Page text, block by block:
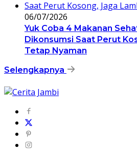
06/07/2026
Yuk Coba 4 Makanan
Dikonsumsi Saat Perut
Tetap Nyaman
Selengkapnya